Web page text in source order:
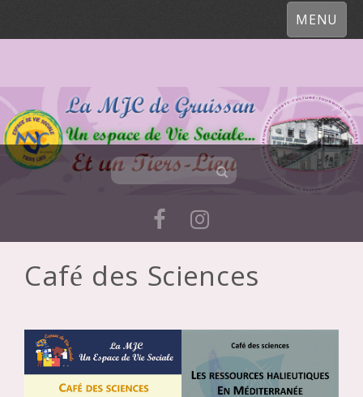
MENU
SkipCafé des Sciences